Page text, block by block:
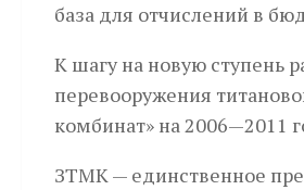
база для отчислений в
К шагу на новую ступень
перевооружения
комбинат» на 2006—2011
ЗТМК — единственное